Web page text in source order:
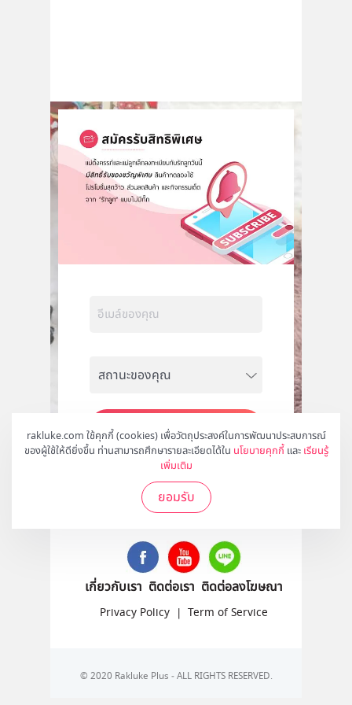
rakluke.com ใช้คุกกี้ (cookies) เพื่อวัตถุประสงค์ในการพัฒนาประสบการณ์
ของผู้ใช้ให้ดียิ่งขึ้น ท่านสามารถศึกษารายละเอียดได้ใน นโยบายคุกกี้ และ เรียนรู้
เพิ่มเติม
ยอมรับ
สมัคร
ติดตามเราได้ที่
เกี่ยวกับเรา ติดต่อเรา ติดต่อลงโฆษณา
Privacy Policy | Term of Service
© 2020 Rakluke Plus - ALL RIGHTS RESERVED.